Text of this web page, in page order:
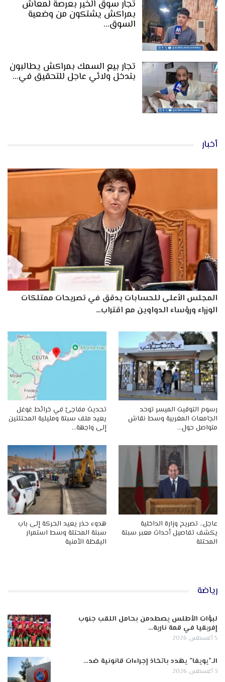
تجار سوق الخير بعرصة لمعاش
بمراكش يشتكون من وضعية
السوق…
تجار بيع السمك بمراكش يطالبون
بتدخل ولائي عاجل للتحقيق في…
أخبار
المجلس الأعلى للحسابات يدقق في تصريحات ممتلكات
الوزراء ورؤساء الدواوين مع اقتراب…
رسوم التوقيت الميسر توحد
الجامعات المغربية وسط نقاش
متواصل حول…
تحديث مفاجئ في خرائط غوغل
يعيد ملف سبتة ومليلية المحتلتين
إلى واجهة…
عاجل.. تصريح وزارة الداخلية
يكشف تفاصيل أحداث معبر سبتة
المحتلة
هدوء حذر يعيد الحركة إلى باب
سبتة المحتلة وسط استمرار
اليقظة الأمنية
رياضة
لبؤات الأطلس يصطدمن بحامل اللقب جنوب
إفريقيا في قمة نارية…
5 أغسطس, 2026
الـ”يويفا” يهدد باتخاذ إجراءات قانونية ضد…
3 أغسطس, 2026